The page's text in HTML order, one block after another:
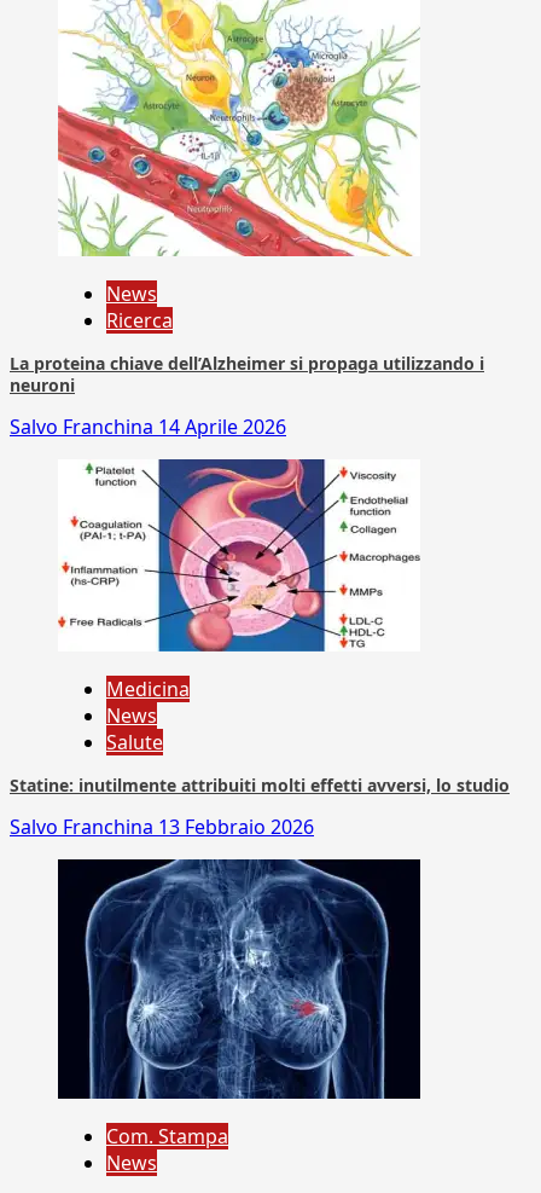
News
Ricerca
La proteina chiave dell’Alzheimer si propaga utilizzando i
neuroni
Salvo Franchina 14 Aprile 2026
Medicina
News
Salute
Statine: inutilmente attribuiti molti effetti avversi, lo studio
Salvo Franchina 13 Febbraio 2026
Com. Stampa
News